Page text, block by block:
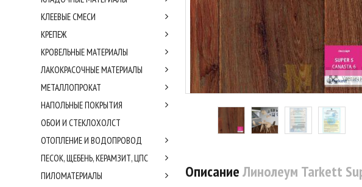
ОписаниеЛинолеум Tarkett
КЛЕЕВЫЕ СМЕСИ
КРЕПЕЖ
КРОВЕЛЬНЫЕ МАТЕРИАЛЫ
ЛАКОКРАСОЧНЫЕ МАТЕРИАЛЫ
МЕТАЛЛОПРОКАТ
НАПОЛЬНЫЕ ПОКРЫТИЯ
ОБОИ И СТЕКЛОХОЛСТ
ОТОПЛЕНИЕ И ВОДОПРОВОД
ПЕСОК, ЩЕБЕНЬ, КЕРАМЗИТ, ЦПС
ПИЛОМАТЕРИАЛЫ